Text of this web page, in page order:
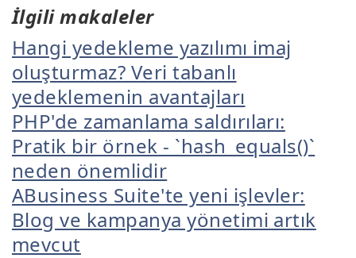
İlgili makaleler
Hangi yedekleme yazılımı imaj
oluşturmaz? Veri tabanlı
yedeklemenin avantajları
PHP'de zamanlama saldırıları:
Pratik bir örnek - `hash_equals()`
neden önemlidir
ABusiness Suite'te yeni işlevler:
Blog ve kampanya yönetimi artık
mevcut